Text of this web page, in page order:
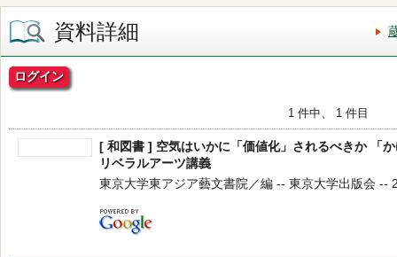
資料詳細
ログイン
1 件中、 1 件目
[ 和図書 ] 空気はいかに「価値化」されるべきか 「
リベラルアーツ講義
東京大学東アジア藝文書院／編 -- 東京大学出版会 --